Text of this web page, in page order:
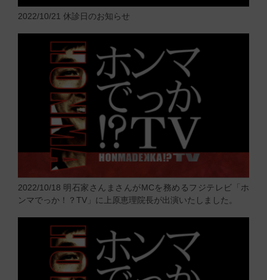
2022/10/21 休診日のお知らせ
2022/10/18 明石家さんまさんがMCを務めるフジテレビ「ホ
ンマでっか！？TV」に上原恵理院長が出演いたしました。